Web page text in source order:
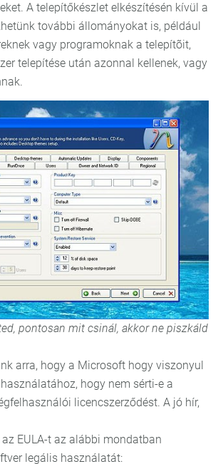
A telepítőkészlet elkészítésén kívül a
további állományokat is, például
vagy programoknak a telepítõit,
telepítése után azonnal kellenek, vagy
pontosan mit csinál, akkor ne piszkáld
arra, hogy a Microsoft hogy viszonyul
hogy nem sérti-e a
licencszerződést. A jó hír,
EULA-t az alábbi mondatban
legális használatát: